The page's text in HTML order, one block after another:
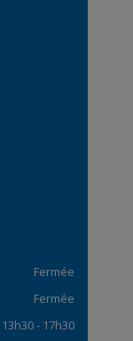
Fermée
Fermée
13h30- 17h30